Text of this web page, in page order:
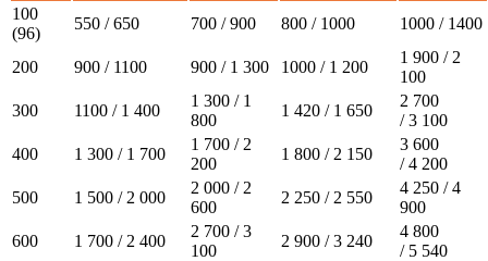
100
(96)
550 / 650 700 / 900 800 / 1000 1000 / 1400
200 900 / 1100 900 / 1 300 1000 / 1 200
1 900 / 2
100
300
1100 / 1 400
1 300 / 1
800
1 420 / 1 650
2 700
/ 3 100
400
1 300 / 1 700
1 700 / 2
200
1 800 / 2 150
3 600
/ 4 200
500
1 500 / 2 000
2 000 / 2
600
2 250 / 2 550
4 250 / 4
900
600
1 700 / 2 400
2 700 / 3
100
2 900 / 3 240
4 800
/ 5 540